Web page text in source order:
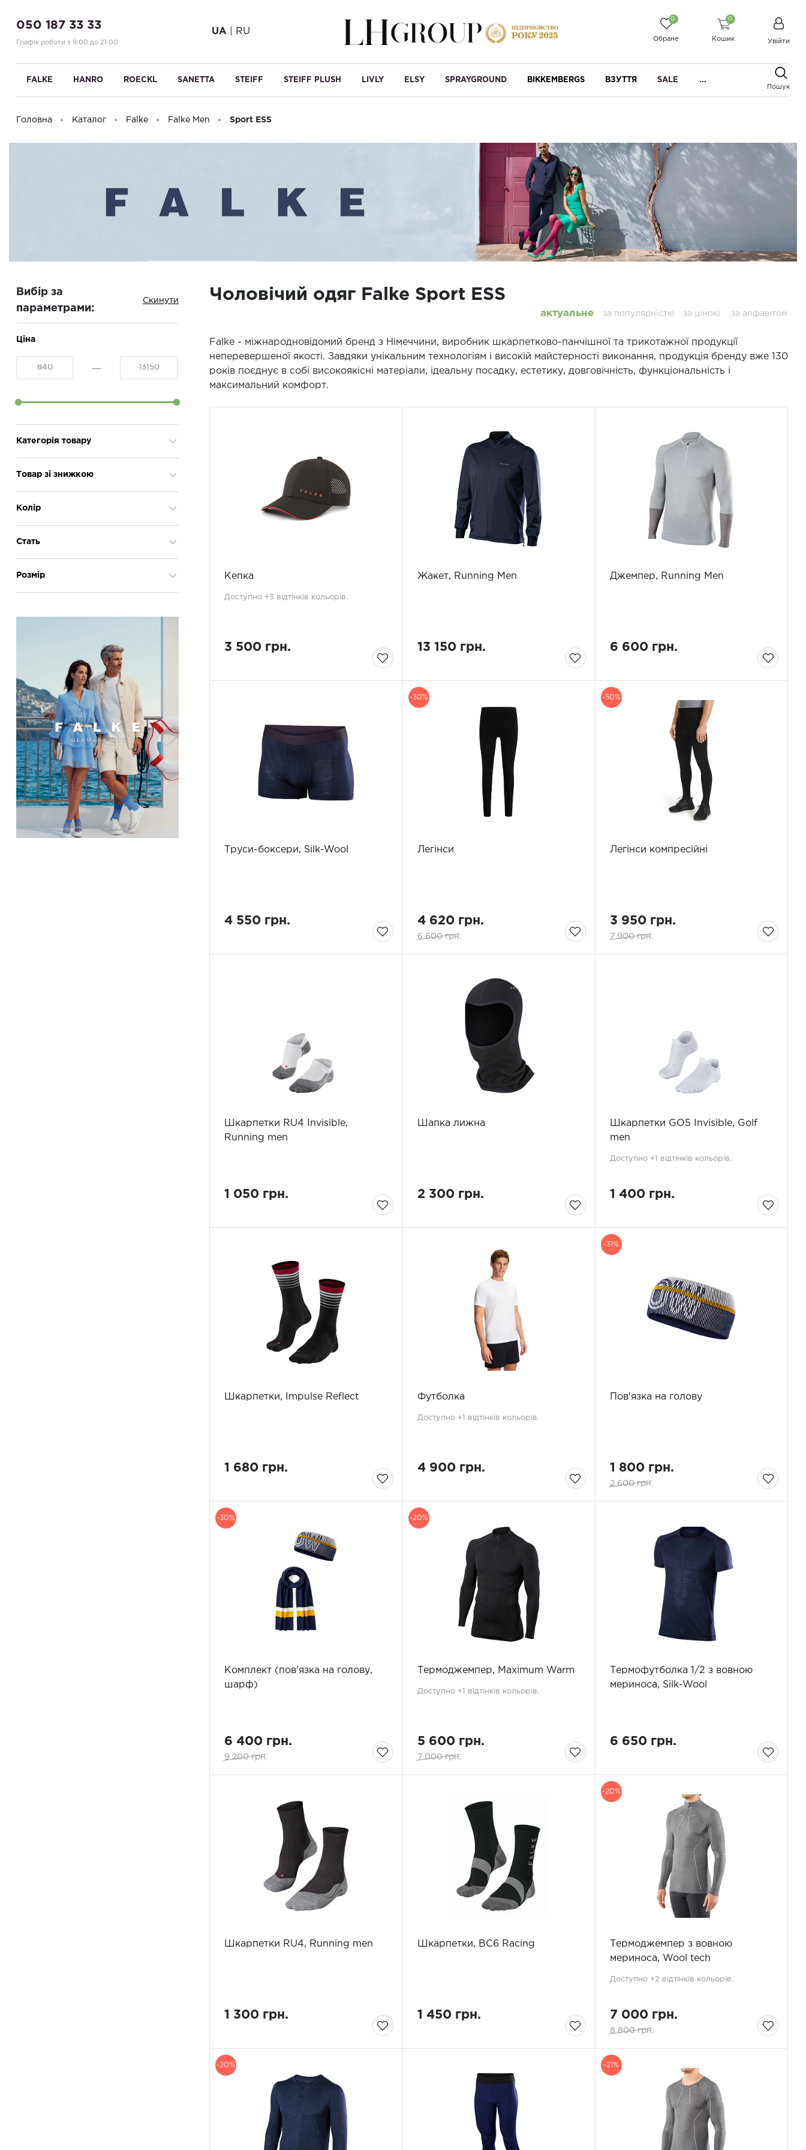
050 187 33 33
Графік роботи з 9:00 до 21:00
UA RU
0
Обране
0
Кошик Увійти
FALKE HANRO ROECKL SANETTA STEIFF STEIFF PLUSH LIVLY ELSY SPRAYGROUND BIKKEMBERGS ВЗУТТЯ SALE ...
Пошук
Головна Каталог Falke Falke Men Sport ESS
Вибір за
параметрами:
Ціна
Категорія товару
Аксесуари 4
Товар зі знижкою
Так 16
Колір
білий 9
Стать
унісекс 5
Розмір
XL
XXL
OS
39-41 14
42-43
44-45
M/L 1
XL/XXL
Чоловічий одяг Falke Sport ESS
актуальне за популярністю за ціною за алфавітом
Falke - міжнародновідомий бренд з Німеччини, виробник шкарпетково-панчішної та трикотажної продукції
неперевершеної якості. Завдяки унікальним технологіям і високій майстерності виконання, продукція бренду вже 130
років поєднує в собі високоякісні матеріали, ідеальну посадку, естетику, довговічність, функціональність і
максимальний комфорт.
Кепка
Доступно +3 відтінків кольорів.
3 500 грн.
Жакет, Running Men
13 150 грн.
Джемпер, Running Men
6 600 грн.
Труси-боксери, Silk-Wool
4 550 грн.
-30%
Легінси
4 620 грн.
6 600 грн.
-50%
Легінси компресійні
3 950 грн.
7 900 грн.
Шкарпетки RU4 Invisible,
Running men
1 050 грн.
Шапка лижна
2 300 грн.
Шкарпетки GO5 Invisible, Golf
men
Доступно +1 відтінків кольорів.
1 400 грн.
Шкарпетки, Impulse Reflect
1 680 грн.
Футболкa
Доступно +1 відтінків кольорів.
4 900 грн.
-31%
Пов'язка на голову
1 800 грн.
2 600 грн.
-30%
Комплект (пов'язка на голову,
шарф)
6 400 грн.
9 200 грн.
-20%
Термоджемпер, Maximum Warm
Доступно +1 відтінків кольорів.
5 600 грн.
7 000 грн.
Термофутболка 1/2 з вовною
мериноса, Silk-Wool
6 650 грн.
Шкарпетки RU4, Running men
1 300 грн.
Шкарпетки, BC6 Racing
1 450 грн.
-20%
Термоджемпер з вовною
мериноса, Wool tech
Доступно +2 відтінків кольорів.
7 000 грн.
8 800 грн.
-20% -21%